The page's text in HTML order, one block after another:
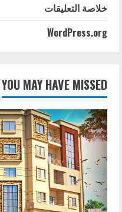
خلاصة التعليقات
WordPress.org
YOU MAY HAVE MISSED